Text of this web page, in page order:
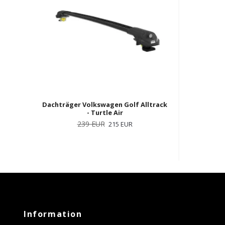
Dachträger Volkswagen Golf Alltrack
- Turtle Air
239 EUR 215 EUR
Information